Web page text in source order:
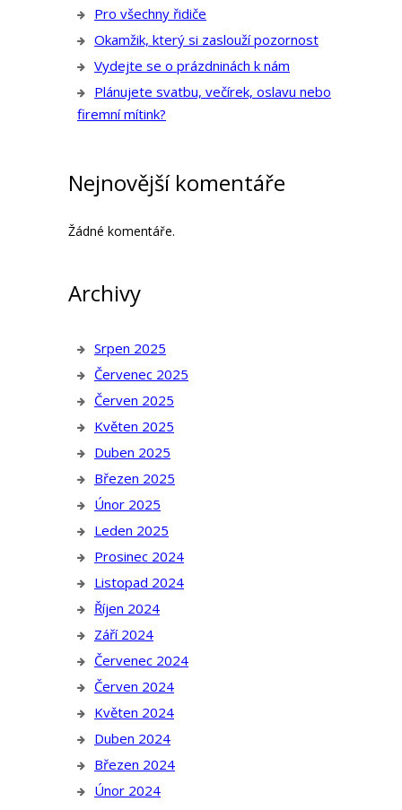
Pro všechny řidiče
Okamžik, který si zaslouží pozornost
Vydejte se o prázdninách k nám
Plánujete svatbu, večírek, oslavu nebo
firemní mítink?
Nejnovější komentáře
Žádné komentáře.
Archivy
Srpen 2025
Červenec 2025
Červen 2025
Květen 2025
Duben 2025
Březen 2025
Únor 2025
Leden 2025
Prosinec 2024
Listopad 2024
Říjen 2024
Září 2024
Červenec 2024
Červen 2024
Květen 2024
Duben 2024
Březen 2024
Únor 2024